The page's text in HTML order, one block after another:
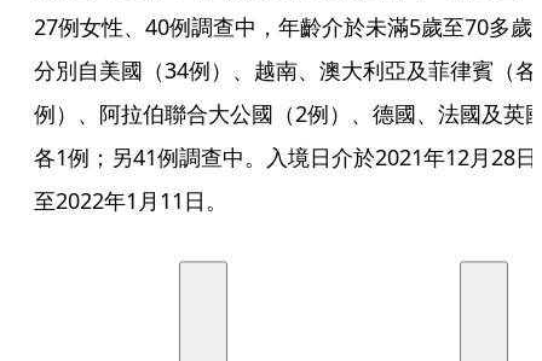
27例女性、40例調查中，年齡介於未滿5歲至70多歲
分別自美國（34例）、越南、澳大利亞及菲律賓（
例）、阿拉伯聯合大公國（2例）、德國、法國及英
各1例；另41例調查中。入境日介於2021年12月28日
至2022年1月11日。